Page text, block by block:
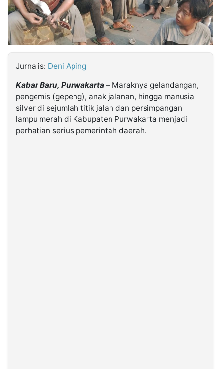
Follow
Kabarbaru
Jurnalis: Deni Aping
Kabar Baru, Purwakarta – Maraknya gelandangan,
pengemis (gepeng), anak jalanan, hingga manusia
silver di sejumlah titik jalan dan persimpangan
lampu merah di Kabupaten Purwakarta menjadi
perhatian serius pemerintah daerah.